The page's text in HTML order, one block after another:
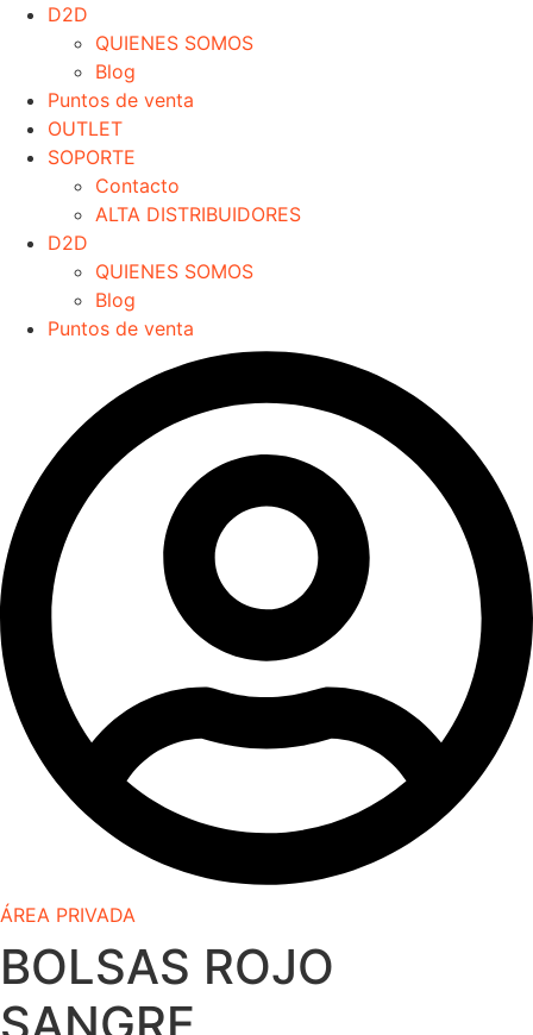
D2D
QUIENES SOMOS
Blog
Puntos de venta
OUTLET
SOPORTE
Contacto
ALTA DISTRIBUIDORES
D2D
QUIENES SOMOS
Blog
Puntos de venta
ÁREA PRIVADA
BOLSAS ROJO
SANGRE